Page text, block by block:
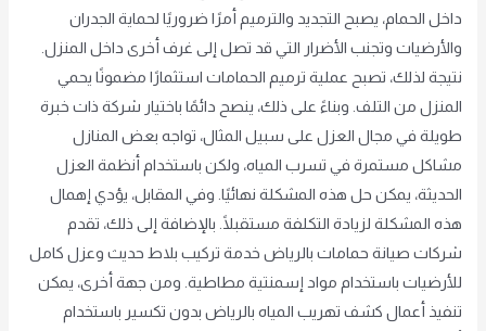
داخل الحمام، يصبح التجديد والترميم أمرًا ضروريًا لحماية الجدران
والأرضيات وتجنب الأضرار التي قد تصل إلى غرف أخرى داخل المنزل.
نتيجة لذلك، تصبح عملية ترميم الحمامات استثمارًا مضمونًا يحمي
المنزل من التلف. وبناءً على ذلك، ينصح دائمًا باختيار شركة ذات خبرة
طويلة في مجال العزل على سبيل المثال، تواجه بعض المنازل
مشاكل مستمرة في تسرب المياه، ولكن باستخدام أنظمة العزل
الحديثة، يمكن حل هذه المشكلة نهائيًا. وفي المقابل، يؤدي إهمال
هذه المشكلة لزيادة التكلفة مستقبلًا. بالإضافة إلى ذلك، تقدم
شركات صيانة حمامات بالرياض خدمة تركيب بلاط حديث وعزل كامل
للأرضيات باستخدام مواد إسمنتية مطاطية. ومن جهة أخرى، يمكن
تنفيذ أعمال كشف تهريب المياه بالرياض بدون تكسير باستخدام